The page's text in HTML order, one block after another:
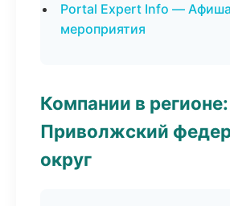
Portal Expert Info —
мероприятия
Компании в регионе:
Приволжский
округ